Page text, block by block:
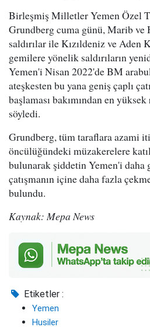
Birleşmiş Milletler Yemen Özel
Grundberg cuma günü, Marib ve
saldırılar ile Kızıldeniz ve
gemilere yönelik saldırıların
Yemen'i Nisan 2022'de BM
ateşkesten bu yana geniş çaplı
başlaması bakımından en yüksek
söyledi.
Grundberg, tüm taraflara azami
öncülüğündeki müzakerelere
bulunarak şiddetin Yemen'i daha
çatışmanın içine daha fazla
bulundu.
Kaynak: Mepa News
Etiketler :
Yemen
Husiler